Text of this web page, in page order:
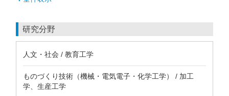
研究分野
人文・社会 / 教育工学
ものづくり技術（機械・電気電子・化学工学） / 加工
学、生産工学